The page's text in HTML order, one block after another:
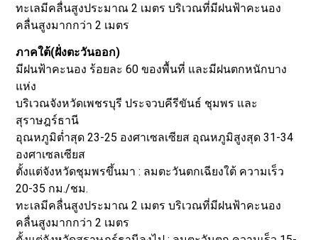
ทะเลมีคลื่นสูงประมาณ 2 เมตร บริเวณที่มีฝนฟ้าคะนอง
คลื่นสูงมากกว่า 2 เมตร
ภาคใต้(ฝั่งตะวันออก)
มีฝนฟ้าคะนอง ร้อยละ 60 ของพื้นที่ และมีฝนตกหนักบาง
แห่ง
บริเวณจังหวัดเพชรบุรี ประจวบคีรีขันธ์ ชุมพร และ
สุราษฎร์ธานี
อุณหภูมิต่ำสุด 23-25 องศาเซลเซียส อุณหภูมิสูงสุด 31-34
องศาเซลเซียส
ตั้งแต่จังหวัดชุมพรขึ้นมา : ลมตะวันตกเฉียงใต้ ความเร็ว
20-35 กม./ชม.
ทะเลมีคลื่นสูงประมาณ 2 เมตร บริเวณที่มีฝนฟ้าคะนอง
คลื่นสูงมากกว่า 2 เมตร